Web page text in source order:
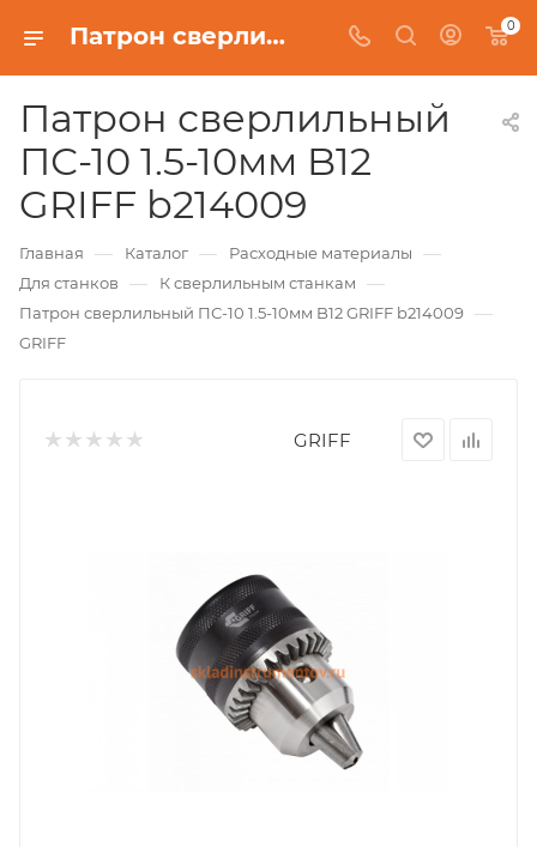
Патрон сверлильный ПС-10 1.5-10мм B12 GRIFF b214009 0
Патрон сверлильный
ПС-10 1.5-10мм B12
GRIFF b214009
Главная — Каталог — Расходные материалы —
Для станков — К сверлильным станкам —
Патрон сверлильный ПС-10 1.5-10мм B12 GRIFF b214009 —
GRIFF
GRIFF